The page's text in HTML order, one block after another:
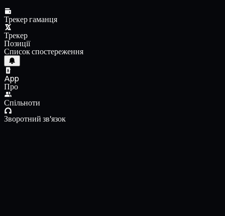
Трекер гаманця
Трекер
Позиції
Список спостереження
App
Про
Спільноти
Зворотний зв'язок